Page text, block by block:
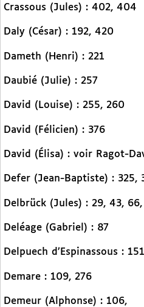
Crassous (Jules) : 402, 404
Daly (César) : 192, 420
Dameth (Henri) : 221
Daubié (Julie) : 257
David (Louise) : 255, 260
David (Félicien) : 376
David (Élisa) : voir Ragot-
Defer (Jean-Baptiste) : 325,
Delbrück (Jules) : 29, 43,
Deléage (Gabriel) : 87
Delpuech d’Espinassous :
Demare : 109, 276
Demeur (Alphonse) : 106,